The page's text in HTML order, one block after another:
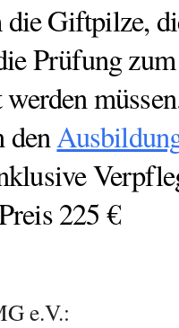
Giftpilze,
Prüfung
den
225 €
e.V.: